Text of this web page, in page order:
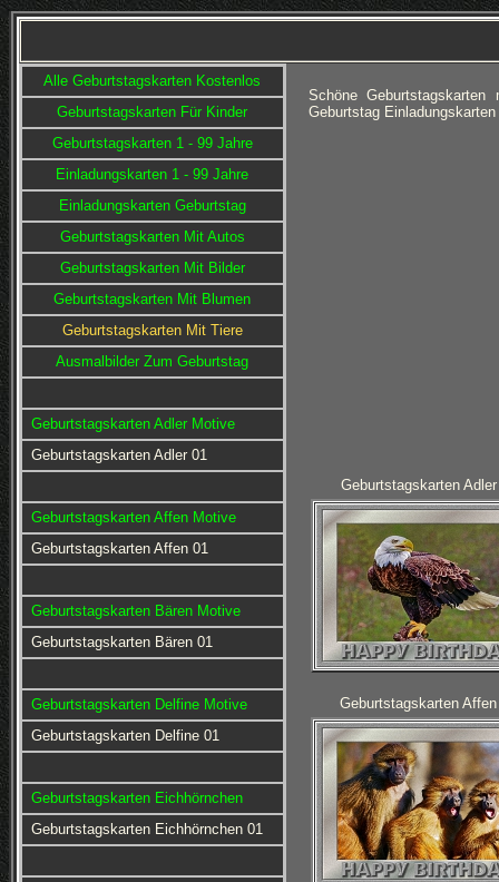
Alle Geburtstagskarten Kostenlos
Geburtstagskarten Für Kinder
Geburtstagskarten 1 - 99 Jahre
Einladungskarten 1 - 99 Jahre
Einladungskarten Geburtstag
Geburtstagskarten Mit Autos
Geburtstagskarten Mit Bilder
Geburtstagskarten Mit Blumen
Geburtstagskarten Mit Tiere
Ausmalbilder Zum Geburtstag
Geburtstagskarten Adler Motive
Geburtstagskarten Adler 01
Geburtstagskarten Affen Motive
Geburtstagskarten Affen 01
Geburtstagskarten Bären Motive
Geburtstagskarten Bären 01
Geburtstagskarten Delfine Motive
Geburtstagskarten Delfine 01
Geburtstagskarten Eichhörnchen
Geburtstagskarten Eichhörnchen 01
Schöne
Geburtstag
Geburtstagskarten
Geburtstagskarten